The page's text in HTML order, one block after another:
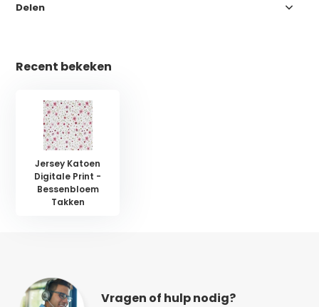
Delen
Recent bekeken
Jersey Katoen
Digitale Print -
Bessenbloem
Takken
Vragen of hulp nodig?